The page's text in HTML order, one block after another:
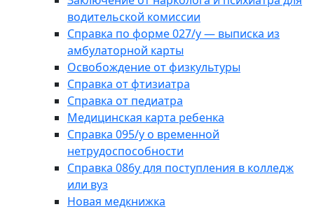
водительской комиссии
Справка по форме 027/у — выписка из
амбулаторной карты
Освобождение от физкультуры
Справка от фтизиатра
Справка от педиатра
Медицинская карта ребенка
Справка 095/у о временной
нетрудоспособности
Справка 086у для поступления в колледж
или вуз
Новая медкнижка